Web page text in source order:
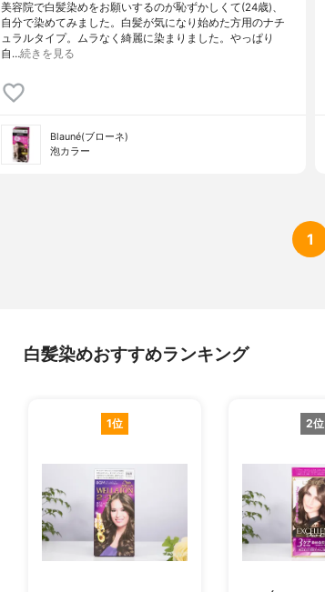
美容院で白髪染めをお願いするのが恥ずかしくて(24歳)、
自分で染めてみました。白髪が気になり始めた方用のナチ
ュラルタイプ。ムラなく綺麗に染まりました。やっぱり
自…続きを見る
Blauné(ブローネ)
泡カラー
1
白髪染めおすすめランキング
1位 2位